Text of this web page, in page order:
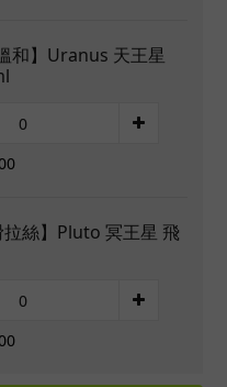
和】Uranus 天王星
拉絲】Pluto 冥王星 飛